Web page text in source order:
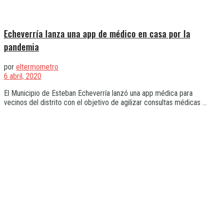
Echeverría lanza una app de médico en casa por la
pandemia
por eltermometro
6 abril, 2020
El Municipio de Esteban Echeverría lanzó una app médica para
vecinos del distrito con el objetivo de agilizar consultas médicas ...